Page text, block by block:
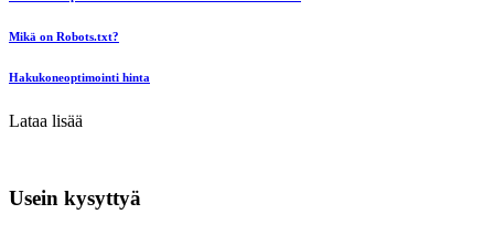
Mikä on Robots.txt?
Hakukoneoptimointi hinta
Lataa lisää
Usein kysyttyä